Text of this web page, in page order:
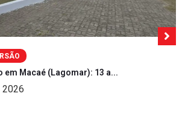
em Macaé (Lagomar): 13 a...
2026